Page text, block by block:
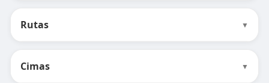
Rutas ▼
Cimas ▼